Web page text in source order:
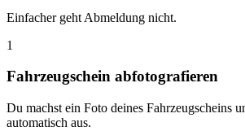
Einfacher geht Abmeldung nicht.
1
Fahrzeugschein abfotografieren
Du machst ein Foto deines Fahrzeugscheins
automatisch aus.